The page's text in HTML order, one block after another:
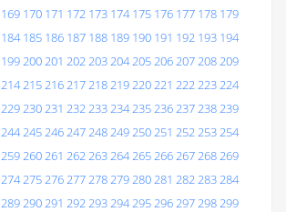
169 170 171 172 173 174 175 176 177 178 179
184 185 186 187 188 189 190 191 192 193 194
199200201 202203204205206207208209
214215216217218219220221 222223224
229230231 232233234235236237238239
244245246247248249250251 252253254
259260261 262263264265266267268269
274275276277278279280281 282283284
289290291 292293294295296297298299